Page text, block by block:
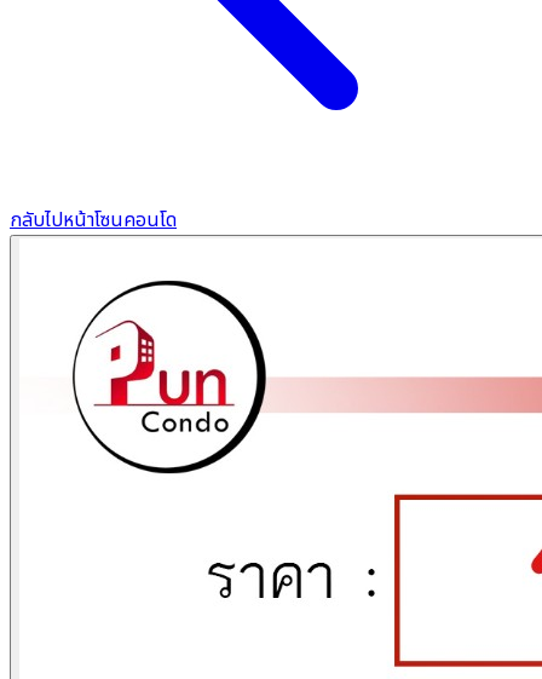
กลับไปหน้าโซนคอนโด